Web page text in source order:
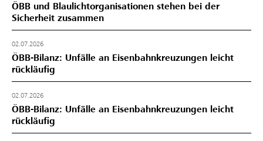
ÖBB und Blaulichtorganisationen stehen bei der
Sicherheit zusammen
02.07.2026
ÖBB-Bilanz: Unfälle an Eisenbahnkreuzungen leicht
rückläufig
02.07.2026
ÖBB-Bilanz: Unfälle an Eisenbahnkreuzungen leicht
rückläufig